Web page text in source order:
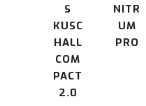
S
KUSC
HALL
COM
PACT
2.0
NITR
UM
PRO